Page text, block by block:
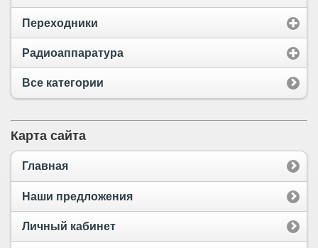
Переходники
Радиоаппаратура
Все категории
Карта сайта
Главная
Наши предложения
Личный кабинет